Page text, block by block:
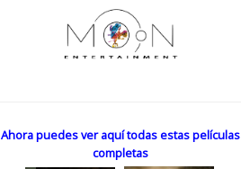
Ahora puedes ver aquí todas estas películas
completas